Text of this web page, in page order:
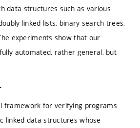
data structures such as various
linked lists, binary search trees,
experiments show that our
automated, rather general, but
framework for verifying programs
linked data structures whose